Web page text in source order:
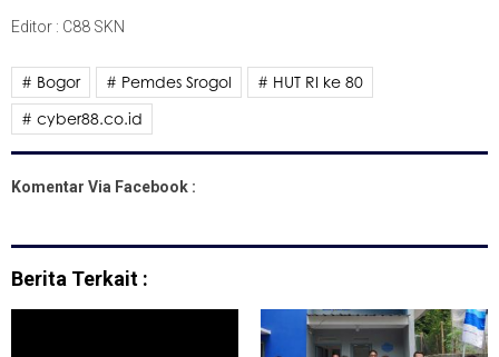
Editor : C88 SKN
# Bogor # Pemdes Srogol
# HUT RI ke 80
# cyber88.co.id
Komentar Via Facebook :
Berita Terkait :